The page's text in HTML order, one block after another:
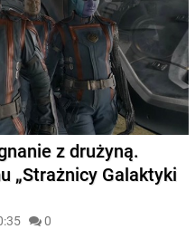
z drużyną.
„Strażnicy Galaktyki
0